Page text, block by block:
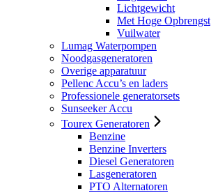
Lichtgewicht
Met Hoge Opbrengst
Vuilwater
Lumag Waterpompen
Noodgasgeneratoren
Overige apparatuur
Pellenc Accu’s en laders
Professionele generatorsets
Sunseeker Accu
Tourex Generatoren
Benzine
Benzine Inverters
Diesel Generatoren
Lasgeneratoren
PTO Alternatoren